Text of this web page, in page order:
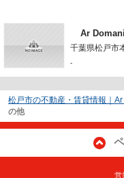
Ar Domani
千葉県松戸市
-
松戸市の不動産・賃貸情報｜
の他
営